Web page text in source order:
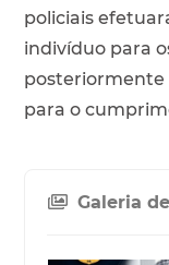
policiais
indivíduo para
posteriormente
para o
Galeria